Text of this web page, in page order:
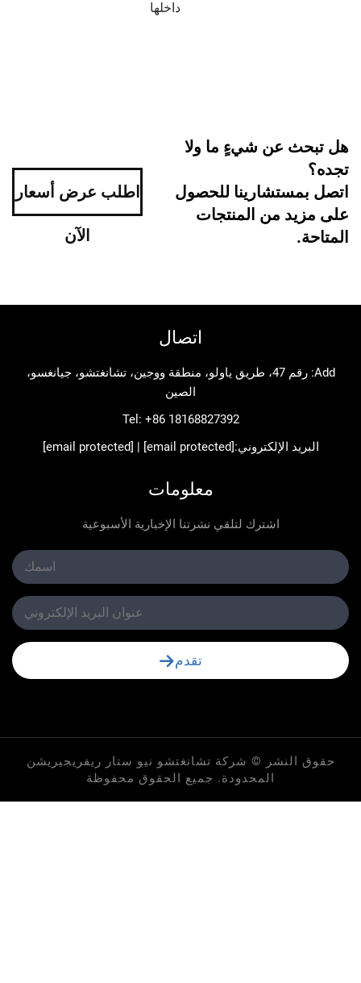
عن شيءٍ ما ولا
للحصول
من المنتجات
اطلب عرض أسعار
Add: رقم 47، طريق ياولو، منطقة ووجين، تشانغتشو، جيانغسو،
Tel:+86 18168827392
الإلكتروني:[email protected]
|
[email protected]
معلومات
اشترك لتلقي نشرتنا الإخبارية الأسبوعية
© شركة تشانغتشو نيو ستار ريفريجيريشن
المحدودة. جميع الحقوق محفوظة